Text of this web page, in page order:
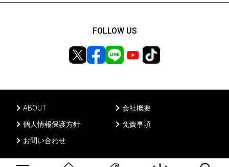
ABOUT
会社概要
個人情報保護方針
免責事項
お問い合わせ
FOLLOW US